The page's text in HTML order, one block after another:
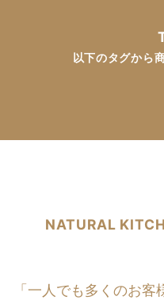
以下のタグから
NATURAL
「一人でも多くのお